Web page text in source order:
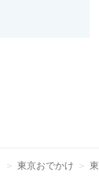
東京おでかけ